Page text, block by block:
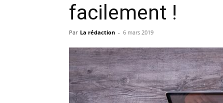
facilement !
Par La rédaction - 6 mars 2019